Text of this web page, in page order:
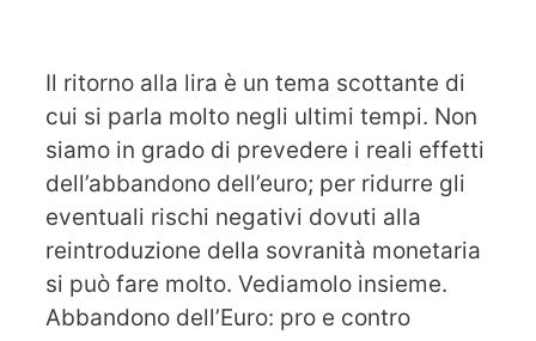
Il ritorno alla lira è un tema scottante di
cui si parla molto negli ultimi tempi. Non
siamo in grado di prevedere i reali effetti
dell’abbandono dell’euro; per ridurre gli
eventuali rischi negativi dovuti alla
reintroduzione della sovranità monetaria
si può fare molto. Vediamolo insieme.
Abbandono dell’Euro: pro e contro